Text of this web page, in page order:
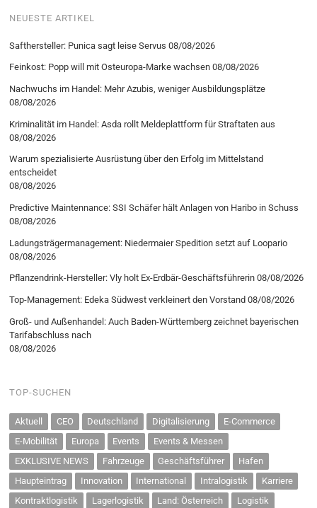
NEUESTE ARTIKEL
Safthersteller: Punica sagt leise Servus 08/08/2026
Feinkost: Popp will mit Osteuropa-Marke wachsen 08/08/2026
Nachwuchs im Handel: Mehr Azubis, weniger Ausbildungsplätze
08/08/2026
Kriminalität im Handel: Asda rollt Meldeplattform für Straftaten aus
08/08/2026
Warum spezialisierte Ausrüstung über den Erfolg im Mittelstand
entscheidet
08/08/2026
Predictive Maintennance: SSI Schäfer hält Anlagen von Haribo in Schuss
08/08/2026
Ladungsträgermanagement: Niedermaier Spedition setzt auf Loopario
08/08/2026
Pflanzendrink-Hersteller: Vly holt Ex-Erdbär-Geschäftsführerin 08/08/2026
Top-Management: Edeka Südwest verkleinert den Vorstand 08/08/2026
Groß- und Außenhandel: Auch Baden-Württemberg zeichnet bayerischen
Tarifabschluss nach
08/08/2026
TOP-SUCHEN
Aktuell CEO Deutschland Digitalisierung
E-Commerce
E-Mobilität
Europa Events
Events & Messen
EXKLUSIVE NEWS
Fahrzeuge Geschäftsführer
Hafen
Haupteintrag
Innovation International Intralogistik
Karriere
Kontraktlogistik
Lagerlogistik Land: Österreich
Logistik